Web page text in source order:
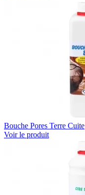
Bouche Pores Terre Cuite
Voir le produit